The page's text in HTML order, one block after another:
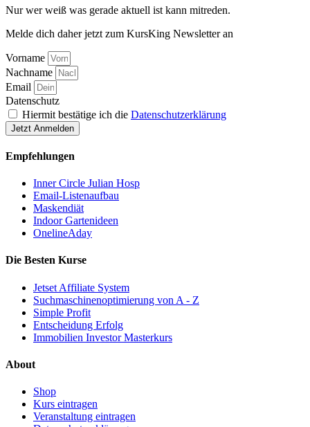
Nur wer weiß was gerade aktuell ist kann mitreden.
Melde dich daher jetzt zum KursKing Newsletter an
Vorname
Nachname
Email
Datenschutz
Hiermit bestätige ich die Datenschutzerklärung
Jetzt Anmelden
Empfehlungen
Inner Circle Julian Hosp
Email-Listenaufbau
Maskendiät
Indoor Gartenideen
OnelineAday
Die Besten Kurse
Jetset Affiliate System
Suchmaschinenoptimierung von A - Z
Simple Profit
Entscheidung Erfolg
Immobilien Investor Masterkurs
About
Shop
Kurs eintragen
Veranstaltung eintragen